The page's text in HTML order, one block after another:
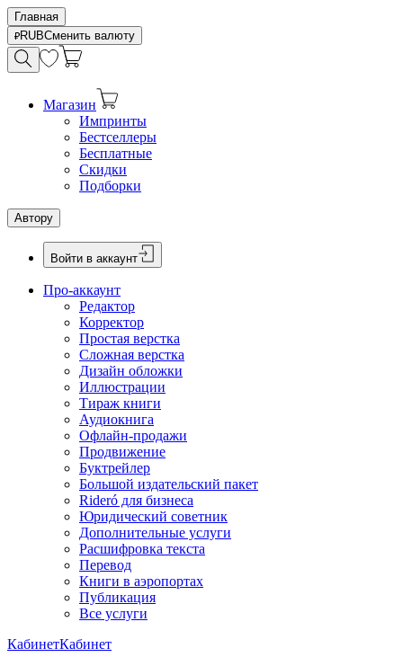
Главная
RUBСменить валюту
Магазин
Импринты
Бестселлеры
Бесплатные
Скидки
Подборки
Автору
Войти в аккаунт
Про-аккаунт
Редактор
Корректор
Простая верстка
Сложная верстка
Дизайн обложки
Иллюстрации
Тираж книги
Аудиокнига
Офлайн-продажи
Продвижение
Буктрейлер
Большой издательский пакет
Rideró для бизнеса
Юридический советник
Дополнительные услуги
Расшифровка текста
Перевод
Книги в аэропортах
Публикация
Все услуги
КабинетКабинет